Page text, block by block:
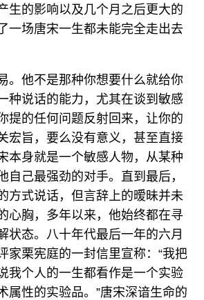
生的影响以及几个月之后更大的
一场唐宋一生都未能完全走出去
。他不是那种你想要什么就给你
种说话的能力，尤其在谈到敏感
提的任何问题反射回来，让你的
宏旨，要么没有意义，甚至直接
本身就是一个敏感人物，从某种
自己最强劲的对手。直到最后，
方式说话，但言辞上的暧昧并未
心胸，多年以来，他始终都在寻
状态。八十年代最后一年的六月
家栗宪庭的一封信里宣称：“我把
我个人的一生都看作是一个实验
属性的实验品。”唐宋深谙生命的